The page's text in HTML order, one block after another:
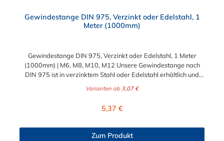
Gewindestange DIN 975, Verzinkt oder Edelstahl, 1
Meter (1000mm)
Gewindestange DIN 975, Verzinkt oder Edelstahl, 1 Meter
(1000mm) | M6, M8, M10, M12 Unsere Gewindestange nach
DIN 975 ist in verzinktem Stahl oder Edelstahl erhältlich und
Durchmessern M6, M8, M10 und M12 verfügbar, wodurch sie
oder der Edelstahloption ist sie besonders korrosionsbeständig
Befestigungsprojekte, bietet diese Gewindestange zuverlässige
Varianten ab 3,07 €
Regulärer Preis:
5,37 €
Zum Produkt